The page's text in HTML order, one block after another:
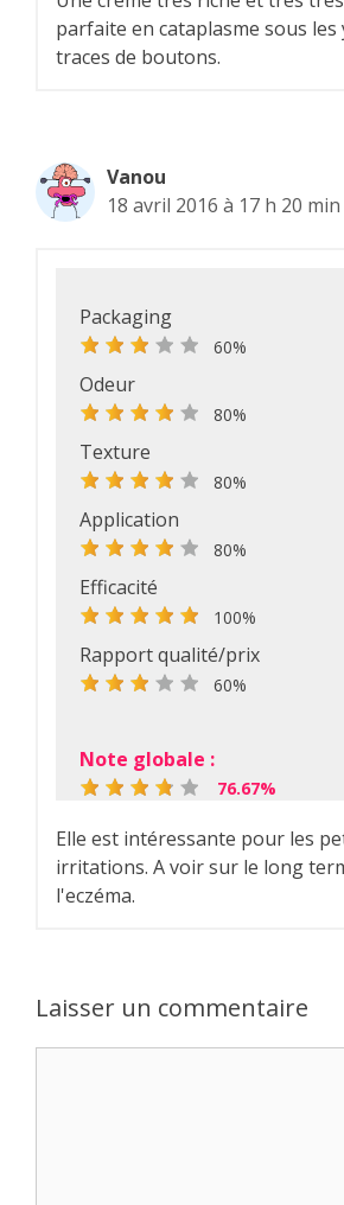
parfaite en cataplasme sous les
traces de boutons.
Vanou
18 avril 2016 à 17 h 20 min
Packaging
60%
Odeur
80%
Texture
80%
Application
80%
Efficacité
100%
Rapport qualité/prix
60%
Note globale :
76.67%
Elle est intéressante pour les
irritations. A voir sur le long
l'eczéma.
Laisser un commentaire